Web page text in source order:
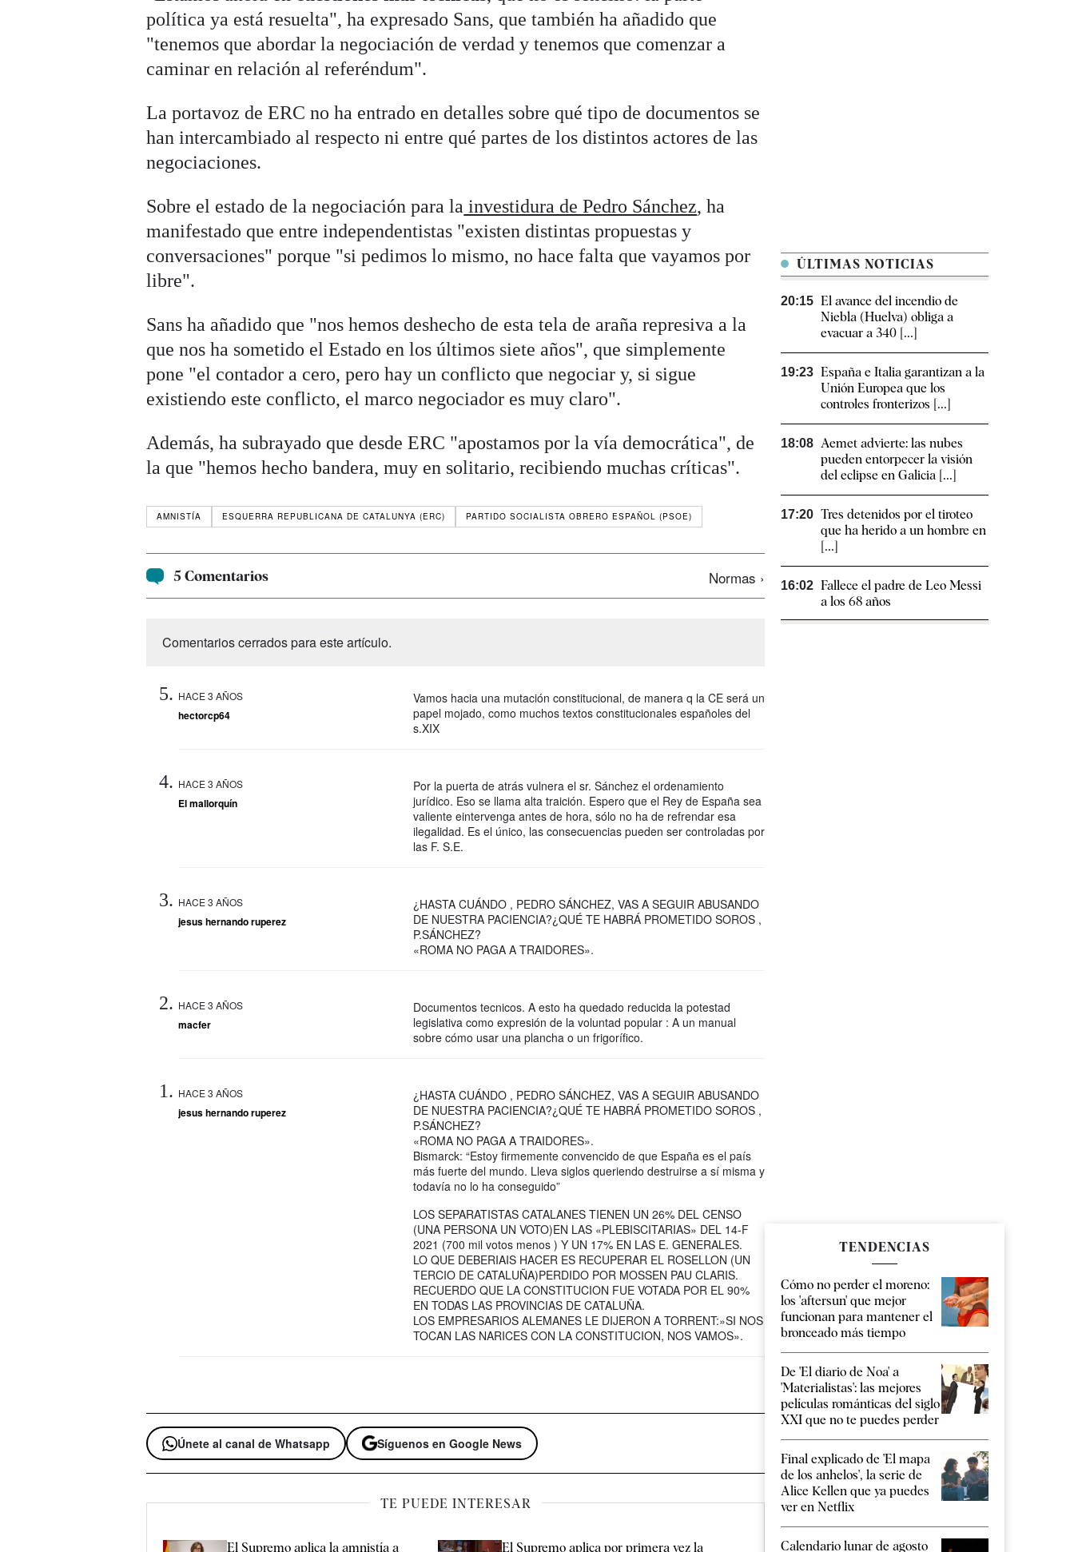
política ya está resuelta", ha expresado Sans, que también ha añadido que
"tenemos que abordar la negociación de verdad y tenemos que comenzar a
caminar en relación al referéndum".
La portavoz de ERC no ha entrado en detalles sobre qué tipo de documentos se
han intercambiado al respecto ni entre qué partes de los distintos actores de las
negociaciones.
Sobre el estado de la negociación para la investidura de Pedro Sánchez, ha
manifestado que entre independentistas "existen distintas propuestas y
conversaciones" porque "si pedimos lo mismo, no hace falta que vayamos por
libre".
Sans ha añadido que "nos hemos deshecho de esta tela de araña represiva a la
que nos ha sometido el Estado en los últimos siete años", que simplemente
pone "el contador a cero, pero hay un conflicto que negociar y, si sigue
existiendo este conflicto, el marco negociador es muy claro".
Además, ha subrayado que desde ERC "apostamos por la vía democrática", de
la que "hemos hecho bandera, muy en solitario, recibiendo muchas críticas".
AMNISTÍA ESQUERRA REPUBLICANA DE CATALUNYA (ERC) PARTIDO SOCIALISTA OBRERO ESPAÑOL (PSOE)
5 Comentarios Normas ›
Comentarios cerrados para este artículo.
HACE 3 AÑOS
hectorcp64
Vamos hacia una mutación constitucional, de manera q la CE será un
papel mojado, como muchos textos constitucionales españoles del
s.XIX
HACE 3 AÑOS
El mallorquín
Por la puerta de atrás vulnera el sr. Sánchez el ordenamiento
jurídico. Eso se llama alta traición. Espero que el Rey de España sea
valiente eintervenga antes de hora, sólo no ha de refrendar esa
ilegalidad. Es el único, las consecuencias pueden ser controladas por
las F. S.E.
HACE 3 AÑOS
jesus hernando ruperez
¿HASTA CUÁNDO , PEDRO SÁNCHEZ, VAS A SEGUIR ABUSANDO
DE NUESTRA PACIENCIA?¿QUÉ TE HABRÁ PROMETIDO SOROS ,
P.SÁNCHEZ?
«ROMA NO PAGA A TRAIDORES».
HACE 3 AÑOS
macfer
Documentos tecnicos. A esto ha quedado reducida la potestad
legislativa como expresión de la voluntad popular : A un manual
sobre cómo usar una plancha o un frigorífico.
HACE 3 AÑOS
jesus hernando ruperez
¿HASTA CUÁNDO , PEDRO SÁNCHEZ, VAS A SEGUIR ABUSANDO
DE NUESTRA PACIENCIA?¿QUÉ TE HABRÁ PROMETIDO SOROS ,
P.SÁNCHEZ?
«ROMA NO PAGA A TRAIDORES».
Bismarck: “Estoy firmemente convencido de que España es el país
más fuerte del mundo. Lleva siglos queriendo destruirse a sí misma y
todavía no lo ha conseguido”
LOS SEPARATISTAS CATALANES TIENEN UN 26% DEL CENSO
(UNA PERSONA UN VOTO)EN LAS «PLEBISCITARIAS» DEL 14-F
2021 (700 mil votos menos ) Y UN 17% EN LAS E. GENERALES.
LO QUE DEBERIAIS HACER ES RECUPERAR EL ROSELLON (UN
TERCIO DE CATALUÑA)PERDIDO POR MOSSEN PAU CLARIS.
RECUERDO QUE LA CONSTITUCION FUE VOTADA POR EL 90%
EN TODAS LAS PROVINCIAS DE CATALUÑA.
LOS EMPRESARIOS ALEMANES LE DIJERON A TORRENT:»SI NOS
TOCAN LAS NARICES CON LA CONSTITUCION, NOS VAMOS».
Únete al canal de Whatsapp Síguenos en Google News
TE PUEDE INTERESAR
El Supremo aplica la amnistía a El Supremo aplica por primera vez la
ÚLTIMAS NOTICIAS
20:15 El avance del incendio de
Niebla (Huelva) obliga a
evacuar a 340 [...]
19:23 España e Italia garantizan a la
Unión Europea que los
controles fronterizos [...]
18:08 Aemet advierte: las nubes
pueden entorpecer la visión
del eclipse en Galicia [...]
17:20 Tres detenidos por el tiroteo
que ha herido a un hombre en
[...]
16:02 Fallece el padre de Leo Messi
a los 68 años
TENDENCIAS
Cómo no perder el moreno:
los 'aftersun' que mejor
funcionan para mantener el
bronceado más tiempo
De 'El diario de Noa' a
'Materialistas': las mejores
películas románticas del siglo
XXI que no te puedes perder
Final explicado de 'El mapa
de los anhelos', la serie de
Alice Kellen que ya puedes
ver en Netflix
Calendario lunar de agosto